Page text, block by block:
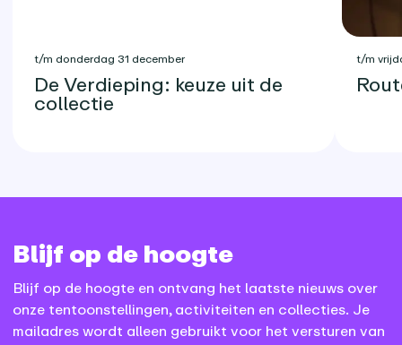
t/m donderdag 31 december
De Verdieping: keuze uit de
collectie
t/m
Blijf op de hoogte
Blijf op de hoogte en ontvang het laatste nieuws over
onze tentoonstellingen, activiteiten en collecties. Je
mailadres wordt alleen gebruikt voor het versturen van